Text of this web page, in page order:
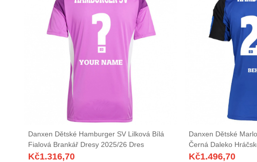
Danxen Dětské Hamburger SV Lilková Bílá
Fialová Brankář Dresy 2025/26 Dres
Kč1.316,70
Danxen Dětské
Černá Daleko
Kč1.496,70